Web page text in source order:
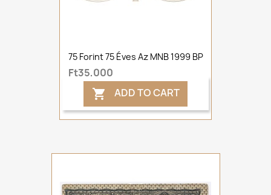
75 Forint 75 Éves Az MNB 1999 BP
Ft35,000
 ADD TO CART